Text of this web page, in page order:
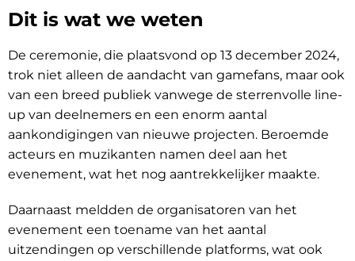
Dit is wat we weten
De ceremonie, die plaatsvond op 13 december 2024,
trok niet alleen de aandacht van gamefans, maar ook
van een breed publiek vanwege de sterrenvolle line-
up van deelnemers en een enorm aantal
aankondigingen van nieuwe projecten. Beroemde
acteurs en muzikanten namen deel aan het
evenement, wat het nog aantrekkelijker maakte.
Daarnaast meldden de organisatoren van het
evenement een toename van het aantal
uitzendingen op verschillende platforms, wat ook